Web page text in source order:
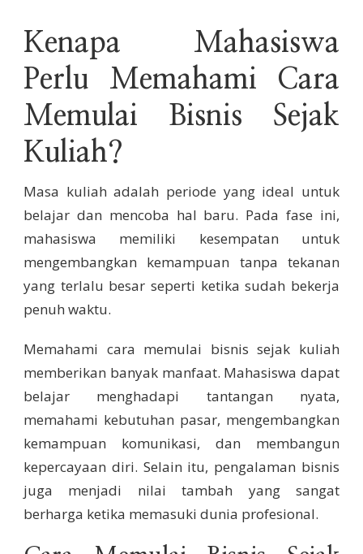
Kenapa Mahasiswa
Perlu Memahami Cara
Memulai Bisnis Sejak
Kuliah?
Masa kuliah adalah periode yang ideal untuk
belajar dan mencoba hal baru. Pada fase ini,
mahasiswa memiliki kesempatan untuk
mengembangkan kemampuan tanpa tekanan
yang terlalu besar seperti ketika sudah bekerja
penuh waktu.
Memahami cara memulai bisnis sejak kuliah
memberikan banyak manfaat. Mahasiswa dapat
belajar menghadapi tantangan nyata,
memahami kebutuhan pasar, mengembangkan
kemampuan komunikasi, dan membangun
kepercayaan diri. Selain itu, pengalaman bisnis
juga menjadi nilai tambah yang sangat
berharga ketika memasuki dunia profesional.